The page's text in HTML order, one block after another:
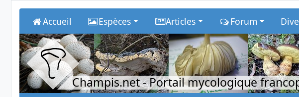
Accueil Espèces Articles Forum
Champis.net- Portail mycologique